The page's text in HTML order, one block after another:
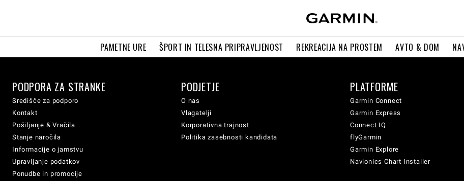
PAMETNE URE ŠPORT IN TELESNA PRIPRAVLJENOST REKREACIJA NA PROSTEM AVTO & DOM
PODPORA ZA STRANKE
Središče za podporo
Kontakt
Pošiljanje & Vračila
Stanje naročila
Informacije o jamstvu
Upravljanje podatkov
Ponudbe in promocije
PODJETJE
O nas
Vlagatelji
Korporativna trajnost
Politika zasebnosti kandidata
PLATFORME
Garmin Connect
Garmin Express
Connect IQ
flyGarmin
Garmin Explore
Navionics Chart Installer